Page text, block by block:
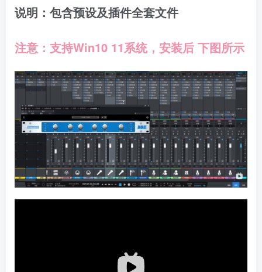
说明：包含预设及插件全套文件
注意：支持Win10 11系统，安装后 下图所示